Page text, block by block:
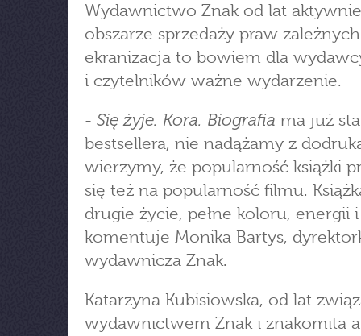
Wydawnictwo Znak od lat
obszarze sprzedaży praw
ekranizacja to bowiem dla
i czytelników ważne wydarzenie.
- Się żyje. Kora. Biografia ma już
bestsellera, nie nadążamy z
wierzymy, że popularność książki
się też na popularność filmu.
drugie życie, pełne koloru, energii
komentuje Monika Bartys,
wydawnicza Znak.
Katarzyna Kubisiowska, od lat
wydawnictwem Znak i znakomita